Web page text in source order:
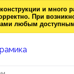
и много
При
любым